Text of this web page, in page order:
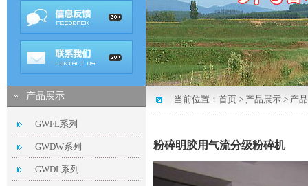
产品展示
GWFL系列
GWDW系列
GWDL系列
当前位置： 首页 > 产品展示 > 产
粉碎明胶用气流分级粉碎机